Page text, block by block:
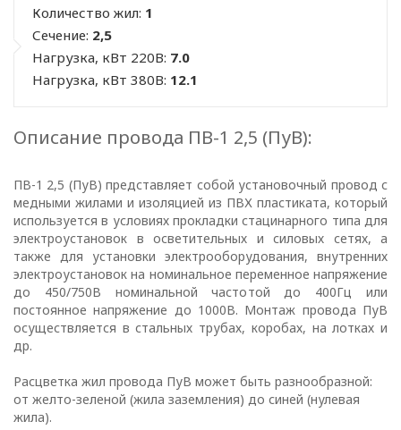
Количество жил: 1
Сечение: 2,5
Нагрузка, кВт 220В: 7.0
Нагрузка, кВт 380В: 12.1
Описание провода ПВ-1 2,5 (ПуВ):
ПВ-1 2,5 (ПуВ) представляет собой установочный провод с
медными жилами и изоляцией из ПВХ пластиката, который
используется в условиях прокладки стацинарного типа для
электроустановок в осветительных и силовых сетях, а
также для установки электрооборудования, внутренних
электроустановок на номинальное переменное напряжение
до 450/750В номинальной частотой до 400Гц или
постоянное напряжение до 1000В. Монтаж провода ПуВ
осуществляется в стальных трубах, коробах, на лотках и
др.
Расцветка жил провода ПуВ может быть разнообразной:
от желто-зеленой (жила заземления) до синей (нулевая
жила).